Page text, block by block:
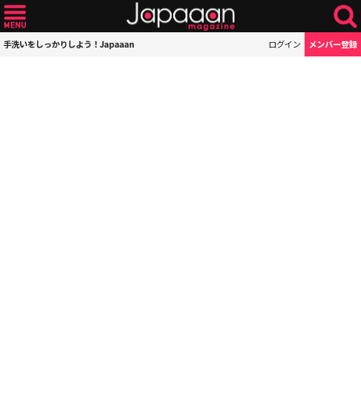
手洗いをしっかりしよう！Japaaan ログイン メンバー登録